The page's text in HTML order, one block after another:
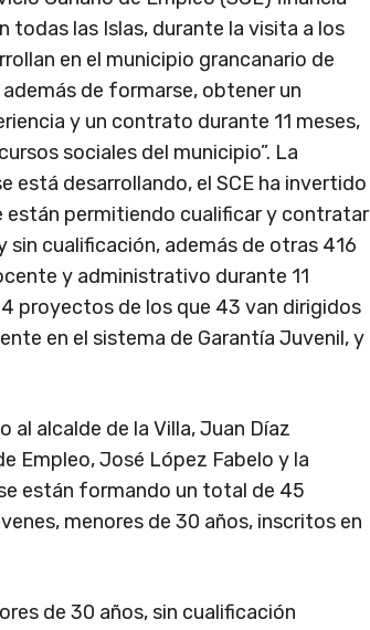
las Islas, durante la visita a los
en el municipio grancanario de
de formarse, obtener un
y un contrato durante 11 meses,
sociales del municipio”. La
está desarrollando, el SCE ha invertido
están permitiendo cualificar y contratar
sin cualificación, además de otras 416
y administrativo durante 11
proyectos de los que 43 van dirigidos
en el sistema de Garantía Juvenil, y
al alcalde de la Villa, Juan Díaz
Empleo, José López Fabelo y la
están formando un total de 45
menores de 30 años, inscritos en
de 30 años, sin cualificación